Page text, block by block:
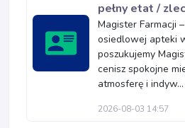
pełny etat /
Magister Farmacji
osiedlowej apteki
poszukujemy
cenisz spokojne
atmosferę i indyw...
2026-08-03 14:57